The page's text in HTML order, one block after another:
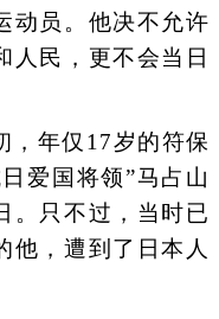
动员。他决不允许
人民，更不会当日
年仅17岁的符保
爱国将领”马占山
。只不过，当时已
他，遭到了日本人